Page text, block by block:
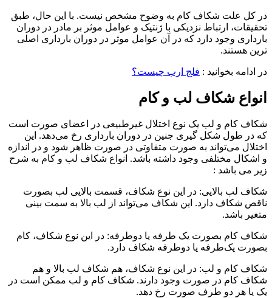
در کل علت شکاف کام به وضوح مشخص نیست. با این حال، طبق
تحقیقات، ارتباط نزدیکی با ژنتیک و عوامل موثر بر مادر در دوران
بارداری وجود دارد که در آن عوامل موثر در دوران بارداری اصلی
ترین هستند.
در ادامه بخوانید : فلج ارب چیست؟
انواع شکاف لب و کام
شکاف کام و لب یک نوع اختلال غیرطبیعی در اعضای صورت است
که در طول شکل گیری جنین در دوران بارداری رخ می‌دهد. این
اختلال می‌تواند به صورت متفاوتی در صورت ظاهر شود و در اندازه
و اشکال مختلفی وجود داشته باشد. انواع شکاف لب و کام به شرح
زیر می باشد :
شکاف لب بالایی: در این نوع شکاف، قسمت بالایی لب بصورت
ناقص شکاف دارد. این شکاف می‌تواند از لب بالا به سمت بینی
متغیر باشد.
شکاف کام بصورت یک ‌طرفه یا دوطرفه: در این نوع شکاف، کام
بصورت یک‌طرفه یا دو‌طرفه شکاف دارد.
شکاف کام و لب: در این نوع شکاف، هم شکاف لب بالا و هم
شکاف کام در صورت وجود دارند. شکاف کام و لب ممکن است در
یک یا هر دو طرف صورت رخ دهد.